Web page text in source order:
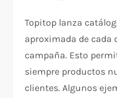
Topitop lanza
aproximada de cada
campaña. Esto
siempre productos
clientes. Algunos